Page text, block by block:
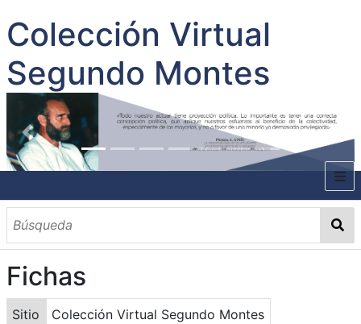
Colección Virtual
Segundo Montes
INICIO
SOBRE EL AUTOR
CONTENIDO
TODOS LOS DOCUMENTOS
CATEGORIAS
OBRAS SOBRE EL AUTOR P. SEGUNDO MONTES
MATERIAS
PALABRAS CLAVES
MULTIMEDIA
Fichas
Sitio
Colección Virtual Segundo Montes